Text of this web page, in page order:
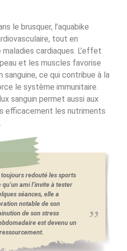
le brusquer, l’aquabike
tout en
cardiaques. L’effet
et les muscles favorise
sanguine, ce qui contribue à la
le système immunitaire.
sanguin permet aussi aux
efficacement les nutriments
redouté les sports
ami l’invite à tester
séances, elle a
notable de son
de son stress
est devenu un